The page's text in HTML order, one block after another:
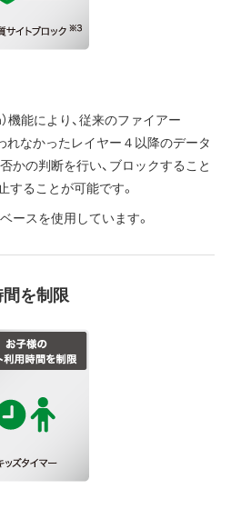
機能により、従来のファイアー
れなかったレイヤー４以降のデータ
かの判断を行い、ブロックすること
することが可能です。
ースを使用しています。
を制限